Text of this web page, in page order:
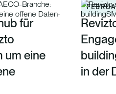
für
um eine
in der